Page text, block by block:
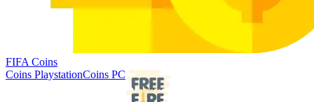
FIFA Coins
Coins PlaystationCoins PC